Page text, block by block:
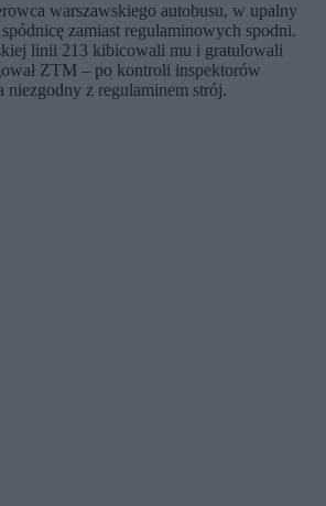
warszawskiego autobusu, w upalny
spódnicę zamiast regulaminowych spodni.
linii 213 kibicowali mu i gratulowali
ZTM – po kontroli inspektorów
niezgodny z regulaminem strój.